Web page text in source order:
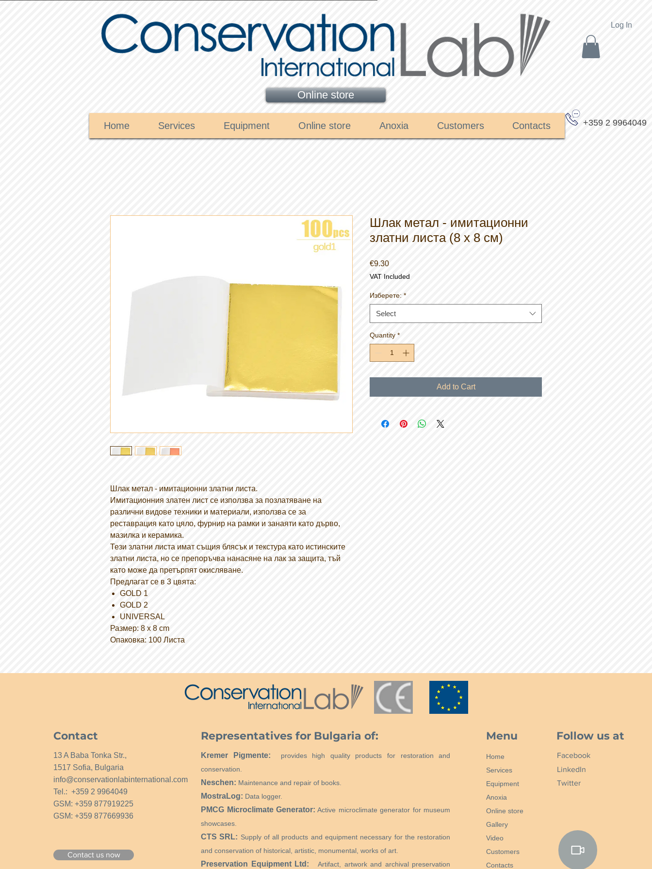
Online store
Log In
Home Services Equipment Online store Anoxia Customers Contacts +359 2 9964049
Шлак метал - имитационни златни листа.
Имитационния златен лист се използва за позлатяване на
различни видове техники и материали, използва се за
реставрация като цяло, фурнир на рамки и занаяти като дърво,
мазилка и керамика.
Тези златни листа имат същия блясък и текстура като истинските
златни листа, но се препоръчва нанасяне на лак за защита, тъй
като може да претърпят окисляване.
Предлагат се в 3 цвята:
GOLD 1
GOLD 2
UNIVERSAL
Размер: 8 x 8 cm
Опаковка: 100 Листа
Шлак метал - имитационни
златни листа (8 х 8 см)
€9.30Price
VAT Included
Изберете: *
Select
Quantity *
Add to Cart
Contact
13 A Baba Tonka Str.,
1517 Sofia, Bulgaria
info@conservationlabinternational.com
Tel.: +359 2 9964049
GSM: +359 877919225
GSM: +359 877669936
Contact us now
Representatives for Bulgaria of:
Kremer Pigmente:
provides high quality products for restoration and
conservation.
Neschen: Maintenance and repair of books.
MostraLog: Data logger.
PMCG Microclimate Generator: Active microclimate generator for museum
showcases.
CTS SRL: Supply of all products and equipment necessary for the restoration
and conservation of historical, artistic, monumental, works of art.
Preservation Equipment Ltd: Artifact, artwork and archival preservation
Menu
Home
Services
Equipment
Anoxia
Online store
Gallery
Video
Customers
Contacts
Follow us at
Facebook
LinkedIn
Twitter